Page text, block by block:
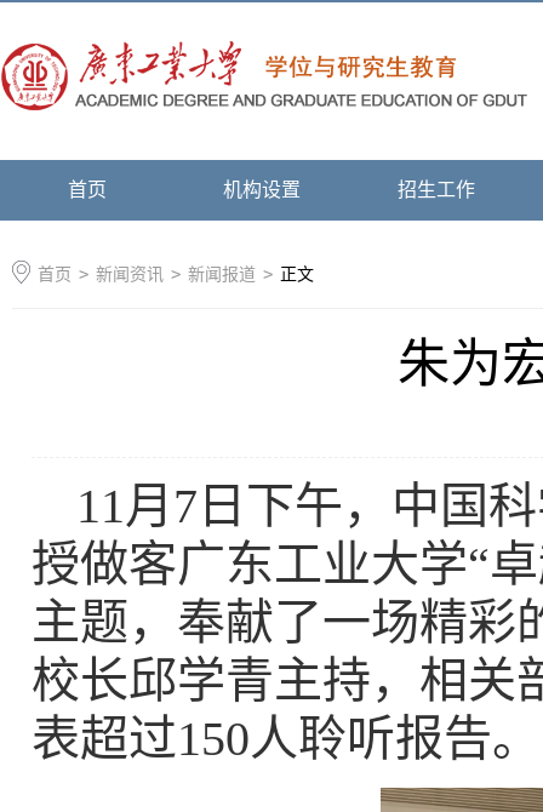
首页 机构设置 招生工作
首页 > 新闻资讯 > 新闻报道 > 正文
朱为
11月7日下午，中国
授做客广东工业大学“
主题，奉献了一场精彩
校长邱学青主持，相关
表超过150人聆听报告。